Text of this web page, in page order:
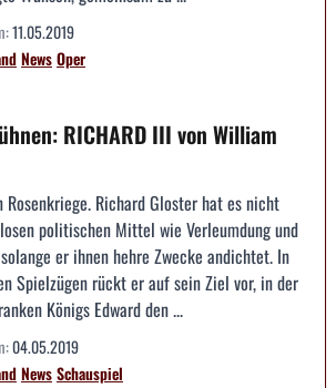
11.05.2019
NewsOper
RICHARD III von William
Richard Gloster hat es nicht
politischen Mittel wie Verleumdung und
er ihnen hehre Zwecke andichtet. In
Spielzügen rückt er auf sein Ziel vor, in der
Königs Edward den ...
04.05.2019
NewsSchauspiel